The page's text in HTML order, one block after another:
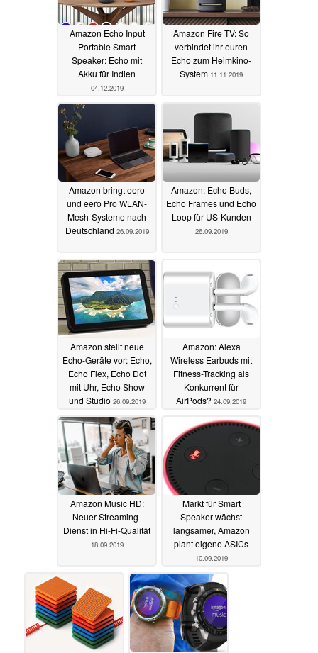
Amazon Echo Input
Portable Smart
Speaker: Echo mit
Akku für Indien
04.12.2019
Amazon Fire TV: So
verbindet ihr euren
Echo zum Heimkino-
System 11.11.2019
Amazon bringt eero
und eero Pro WLAN-
Mesh-Systeme nach
Deutschland 26.09.2019
Amazon: Echo Buds,
Echo Frames und Echo
Loop für US-Kunden
26.09.2019
Amazon stellt neue
Echo-Geräte vor: Echo,
Echo Flex, Echo Dot
mit Uhr, Echo Show
und Studio 26.09.2019
Amazon: Alexa
Wireless Earbuds mit
Fitness-Tracking als
Konkurrent für
AirPods? 24.09.2019
Amazon Music HD:
Neuer Streaming-
Dienst in Hi-Fi-Qualität
18.09.2019
Markt für Smart
Speaker wächst
langsamer, Amazon
plant eigene ASICs
10.09.2019